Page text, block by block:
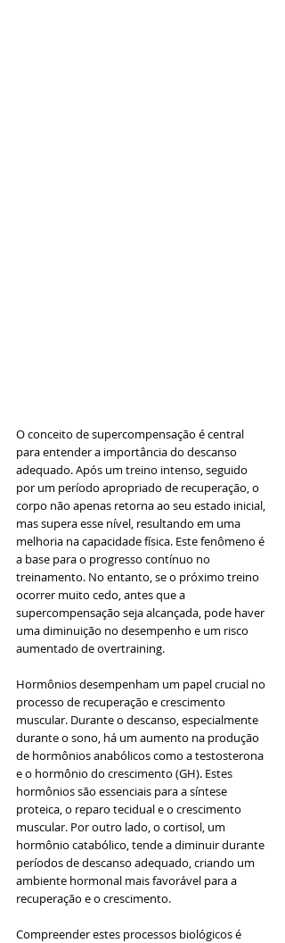
O conceito de supercompensação é central
para entender a importância do descanso
adequado. Após um treino intenso, seguido
por um período apropriado de recuperação, o
corpo não apenas retorna ao seu estado inicial,
mas supera esse nível, resultando em uma
melhoria na capacidade física. Este fenômeno é
a base para o progresso contínuo no
treinamento. No entanto, se o próximo treino
ocorrer muito cedo, antes que a
supercompensação seja alcançada, pode haver
uma diminuição no desempenho e um risco
aumentado de overtraining.
Hormônios desempenham um papel crucial no
processo de recuperação e crescimento
muscular. Durante o descanso, especialmente
durante o sono, há um aumento na produção
de hormônios anabólicos como a testosterona
e o hormônio do crescimento (GH). Estes
hormônios são essenciais para a síntese
proteica, o reparo tecidual e o crescimento
muscular. Por outro lado, o cortisol, um
hormônio catabólico, tende a diminuir durante
períodos de descanso adequado, criando um
ambiente hormonal mais favorável para a
recuperação e o crescimento.
Compreender estes processos biológicos é